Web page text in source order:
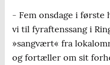
- Fem onsdage i første
vi til fyraftenssang i
»sangvært« fra
og fortæller om sit